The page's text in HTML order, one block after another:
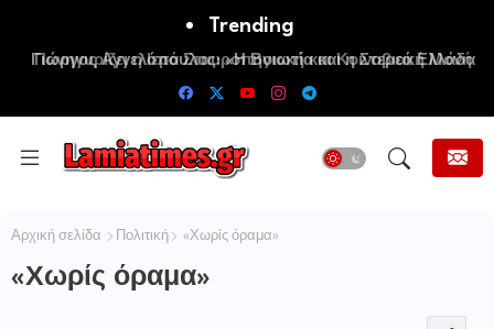
Trending
Πανηγυρίζει η Ιερά Σταυροπηγιακή και Κοινοβιακή Μονή
Μεταμορφώσεως του Σωτήρος Καμενων Βουρλων (Μονή
Αρχική σελίδα Πολιτική «Χωρίς όραμα»
«Χωρίς όραμα»